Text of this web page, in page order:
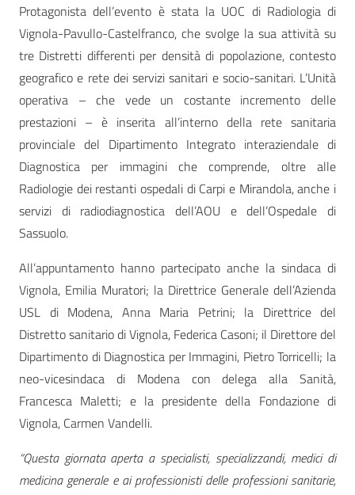
Protagonista dell’evento è stata la UOC di Radiologia di
Vignola-Pavullo-Castelfranco, che svolge la sua attività su
tre Distretti differenti per densità di popolazione, contesto
geografico e rete dei servizi sanitari e socio-sanitari. L’Unità
operativa – che vede un costante incremento delle
prestazioni – è inserita all’interno della rete sanitaria
provinciale del Dipartimento Integrato interaziendale di
Diagnostica per immagini che comprende, oltre alle
Radiologie dei restanti ospedali di Carpi e Mirandola, anche i
servizi di radiodiagnostica dell’AOU e dell’Ospedale di
Sassuolo.
All’appuntamento hanno partecipato anche la sindaca di
Vignola, Emilia Muratori; la Direttrice Generale dell’Azienda
USL di Modena, Anna Maria Petrini; la Direttrice del
Distretto sanitario di Vignola, Federica Casoni; il Direttore del
Dipartimento di Diagnostica per Immagini, Pietro Torricelli; la
neo-vicesindaca di Modena con delega alla Sanità,
Francesca Maletti; e la presidente della Fondazione di
Vignola, Carmen Vandelli.
“Questa giornata aperta a specialisti, specializzandi, medici di
medicina generale e ai professionisti delle professioni sanitarie,